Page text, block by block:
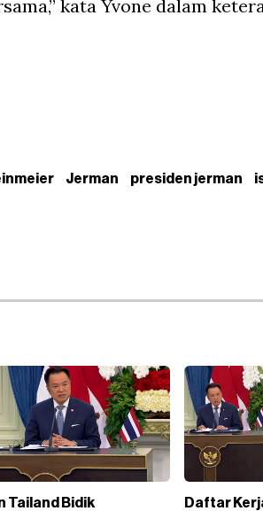
kata Yvone dalam
Jerman presiden jerman
Tailand Bidik Daftar